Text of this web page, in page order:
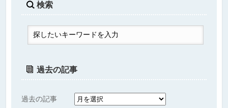
検索
過去の記事
過去の記事